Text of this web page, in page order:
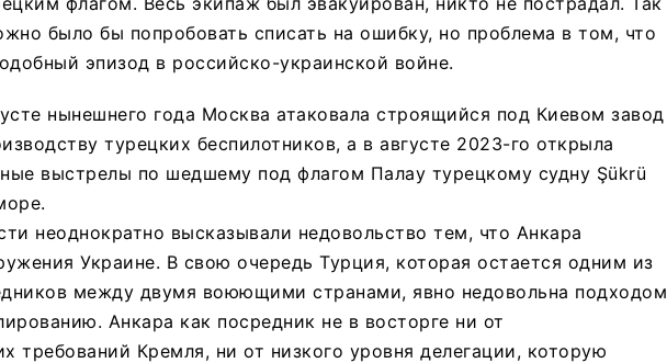
было бы попробовать списать на ошибку, но проблема в том, что
эпизод в российско-украинской войне.
нынешнего года Москва атаковала строящийся под Киевом завод
турецких беспилотников, а в августе 2023-го открыла
выстрелы по шедшему под флагом Палау турецкому судну Şükrü
неоднократно высказывали недовольство тем, что Анкара
Украине. В свою очередь Турция, которая остается одним из
между двумя воюющими странами, явно недовольна подходом
Анкара как посредник не в восторге ни от
требований Кремля, ни от низкого уровня делегации, которую